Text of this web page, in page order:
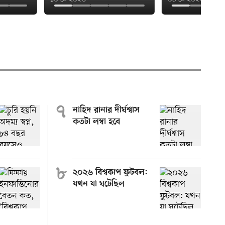
৭
নাহিদ রানার দীর্ঘশ্বাস
কতটা লম্বা হবে
৮
২০২৬ বিশ্বকাপ ফুটবল:
যখন যা ঘটেছিল